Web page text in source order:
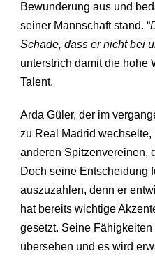
Bewunderung aus und
seiner Mannschaft stand. “
Schade, dass er nicht bei
unterstrich damit die hohe
Talent.
Arda Güler, der im
zu Real Madrid
anderen Spitzenvereinen,
Doch seine Entscheidung
auszuzahlen, denn er
hat bereits wichtige
gesetzt. Seine
übersehen und es wird